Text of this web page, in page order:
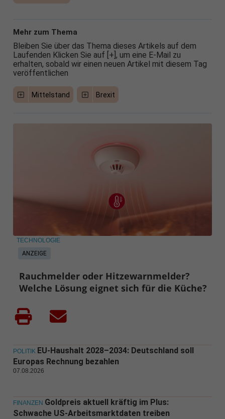
Mehr zum Thema
Bleiben Sie über das Thema dieses Artikels auf dem
Laufenden Klicken Sie auf [+], um eine E-Mail zu
erhalten, sobald wir einen neuen Artikel mit diesem Tag
veröffentlichen
Mittelstand Brexit
ANZEIGE
TECHNOLOGIE
Rauchmelder oder Hitzewarnmelder?
Welche Lösung eignet sich für die Küche?
POLITIK EU-Haushalt 2028–2034: Deutschland soll
Europas Rechnung bezahlen
07.08.2026
FINANZEN Goldpreis aktuell kräftig im Plus:
Schwache US-Arbeitsmarktdaten treiben